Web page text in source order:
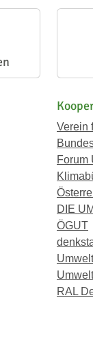
Verein
Forum
DIE
ÖGUT
RAL